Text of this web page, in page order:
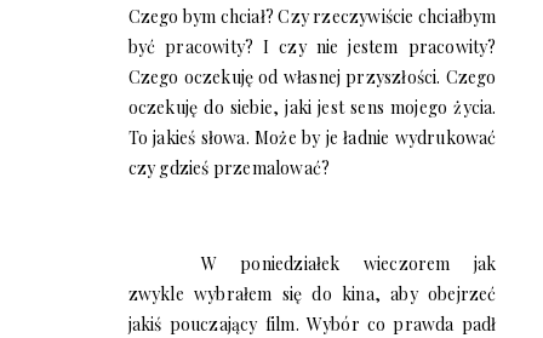
Czego bym chciał? Czy rzeczywiście chciałbym
być pracowity? I czy nie jestem pracowity?
Czego oczekuję od własnej przyszłości. Czego
oczekuję do siebie, jaki jest sens mojego życia.
To jakieś słowa. Może by je ładnie wydrukować
czy gdzieś przemalować?
W poniedziałek wieczorem jak
zwykle wybrałem się do kina, aby obejrzeć
jakiś pouczający film. Wybór co prawda padł